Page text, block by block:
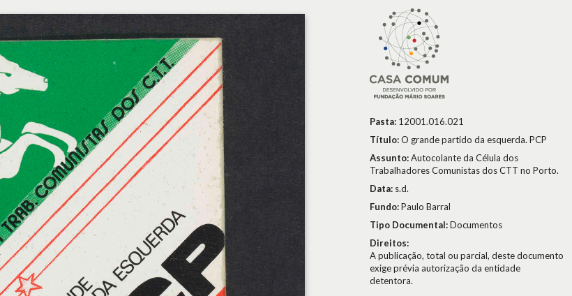
Pasta: 12001.016.021
Título:O grande partido da esquerda. PCP
Assunto:Autocolante da Célula dos
Trabalhadores Comunistas dos CTT no Porto.
Data: s.d.
Fundo:Paulo Barral
Tipo Documental:Documentos
Direitos:
A publicação, total ou parcial, deste documento
exige prévia autorização da entidade
detentora.